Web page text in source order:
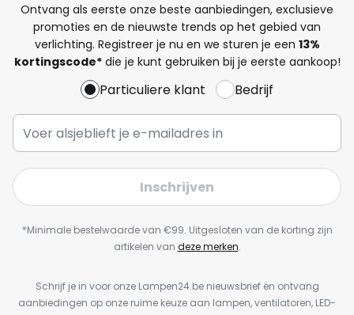
Ontvang als eerste onze beste aanbiedingen, exclusieve
promoties en de nieuwste trends op het gebied van
verlichting. Registreer je nu en we sturen je een 13%
kortingscode*die je kunt gebruiken bij je eerste aankoop!
Particuliere klant Bedrijf
Inschrijven
*Minimale bestelwaarde van €99. Uitgesloten van de korting zijn
artikelen van deze merken.
Schrijf je in voor onze Lampen24.be nieuwsbrief en ontvang
aanbiedingen op onze ruime keuze aan lampen, ventilatoren, LED-